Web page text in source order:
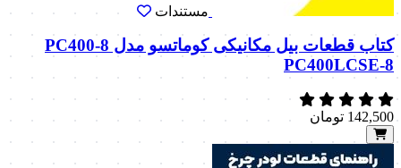
مستندات
کتاب قطعات بیل مکانیکی کوماتسو مدل PC400-8
PC400LCSE-8
142,500 تومان